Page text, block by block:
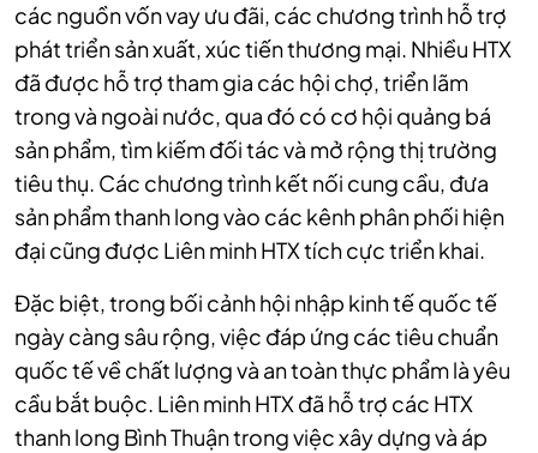
các nguồn vốn vay ưu đãi, các chương trình hỗ trợ
phát triển sản xuất, xúc tiến thương mại. Nhiều HTX
đã được hỗ trợ tham gia các hội chợ, triển lãm
trong và ngoài nước, qua đó có cơ hội quảng bá
sản phẩm, tìm kiếm đối tác và mở rộng thị trường
tiêu thụ. Các chương trình kết nối cung cầu, đưa
sản phẩm thanh long vào các kênh phân phối hiện
đại cũng được Liên minh HTX tích cực triển khai.
Đặc biệt, trong bối cảnh hội nhập kinh tế quốc tế
ngày càng sâu rộng, việc đáp ứng các tiêu chuẩn
quốc tế về chất lượng và an toàn thực phẩm là yêu
cầu bắt buộc. Liên minh HTX đã hỗ trợ các HTX
thanh long Bình Thuận trong việc xây dựng và áp